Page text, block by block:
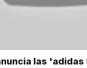
las